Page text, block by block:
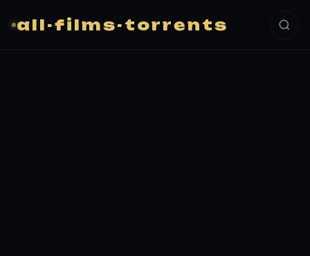
all-films-torrents